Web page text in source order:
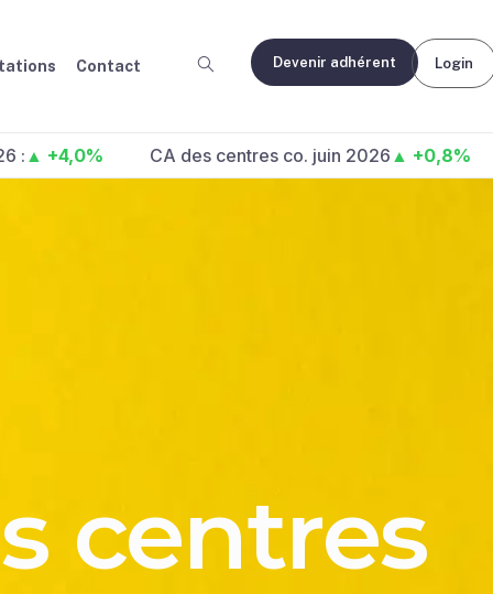
Contact Devenir adhérent Login
CA des centres co. juin 2026▲ +0,8%
centres